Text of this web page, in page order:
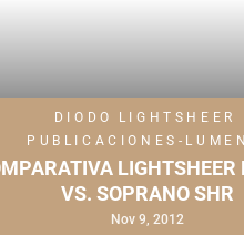
DIODO
LIGHTSHEER
PUBLICACIONES-
LIGHTSHEER
VS. SOPRANO SHR
Nov 9, 2012